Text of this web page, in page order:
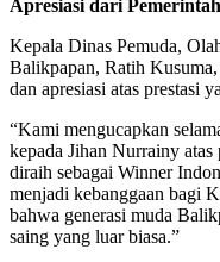
Apresiasi dari
Kepala Dinas Pemuda,
Balikpapan, Ratih
dan apresiasi atas prestasi
“Kami mengucapkan
kepada Jihan Nurrainy atas
diraih sebagai Winner
menjadi kebanggaan bagi
bahwa generasi muda
saing yang luar biasa.”